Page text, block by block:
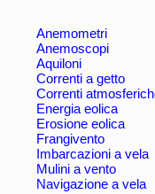
Anemometri
Anemoscopi
Aquiloni
Correnti a getto
Correnti
Energia eolica
Erosione eolica
Frangivento
Imbarcazioni a vela
Mulini a vento
Navigazione a vela